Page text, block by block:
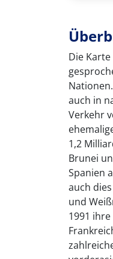
Die
auch in
Verkehr
1,2
Brunei
Spanien
auch
und
1991